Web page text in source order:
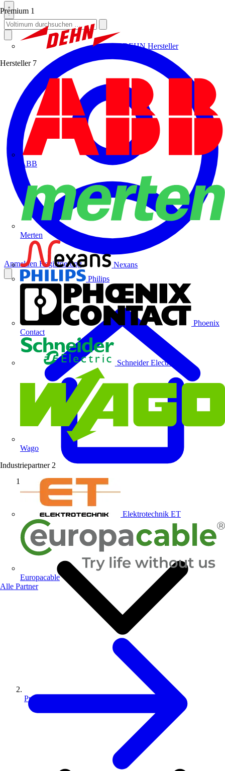
Premium 1
DEHN Hersteller
Hersteller 7
ABB
Merten
Nexans
Philips
Phoenix
Contact
Schneider Electric
Wago
Industriepartner 2
Elektrotechnik ET
Europacable
Alle Partner
Anmelden Registrierung
Startseite
Produkte